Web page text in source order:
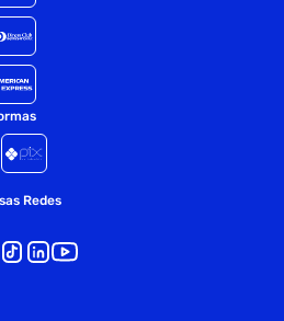
Redes